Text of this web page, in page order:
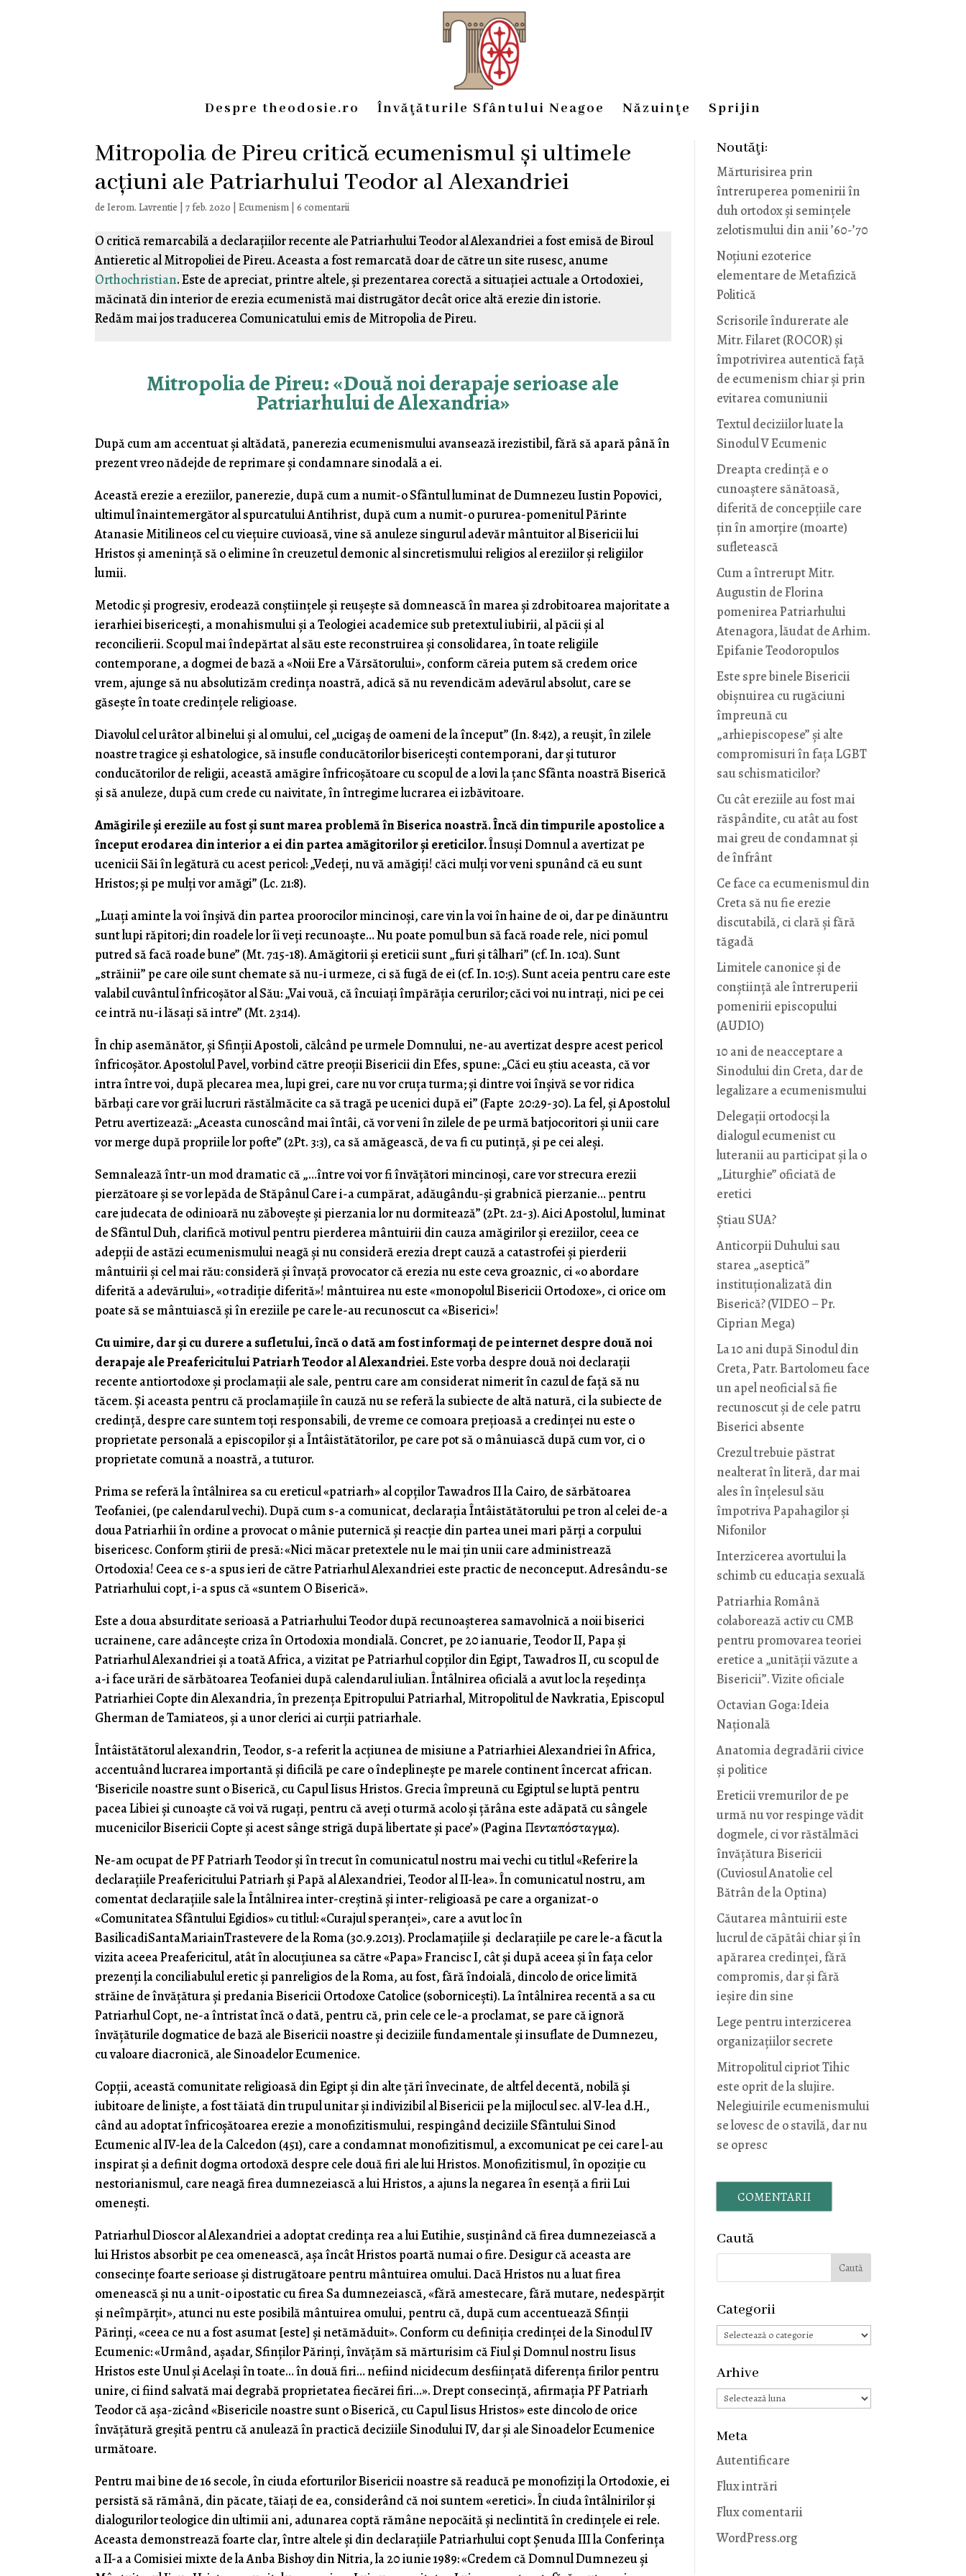
Despre theodosie.ro Învăţăturile Sfântului Neagoe Năzuinţe Sprijin
Mitropolia de Pireu critică ecumenismul și ultimele
acțiuni ale Patriarhului Teodor al Alexandriei
de Ierom. Lavrentie 7 feb. 2020 Ecumenism 6 comentarii
O critică remarcabilă a declarațiilor recente ale Patriarhului Teodor al Alexandriei a fost emisă de Biroul
Antieretic al Mitropoliei de Pireu. Aceasta a fost remarcată doar de către un site rusesc, anume
Orthochristian. Este de apreciat, printre altele, și prezentarea corectă a situației actuale a Ortodoxiei,
măcinată din interior de erezia ecumenistă mai distrugător decât orice altă erezie din istorie.
Redăm mai jos traducerea Comunicatului emis de Mitropolia de Pireu.
Mitropolia de Pireu: «Două noi derapaje serioase ale
Patriarhului de Alexandria»
După cum am accentuat și altădată, panerezia ecumenismului avansează irezistibil, fără să apară până în
prezent vreo nădejde de reprimare și condamnare sinodală a ei.
Această erezie a ereziilor, panerezie, după cum a numit-o Sfântul luminat de Dumnezeu Iustin Popovici,
ultimul înaintemergător al spurcatului Antihrist, după cum a numit-o pururea-pomenitul Părinte
Atanasie Mitilineos cel cu viețuire cuvioasă, vine să anuleze singurul adevăr mântuitor al Bisericii lui
Hristos și amenință să o elimine în creuzetul demonic al sincretismului religios al ereziilor și religiilor
lumii.
Metodic și progresiv, erodează conștiințele și reușește să domnească în marea și zdrobitoarea majoritate a
ierarhiei bisericești, a monahismului și a Teologiei academice sub pretextul iubirii, al păcii și al
reconcilierii. Scopul mai îndepărtat al său este reconstruirea și consolidarea, în toate religiile
contemporane, a dogmei de bază a «Noii Ere a Vărsătorului», conform căreia putem să credem orice
vrem, ajunge să nu absolutizăm credința noastră, adică să nu revendicăm adevărul absolut, care se
găsește în toate credințele religioase.
Diavolul cel urâtor al binelui și al omului, cel „ucigaș de oameni de la început” (In. 8:42), a reușit, în zilele
noastre tragice și eshatologice, să insufle conducătorilor bisericești contemporani, dar și tuturor
conducătorilor de religii, această amăgire înfricoșătoare cu scopul de a lovi la țanc Sfânta noastră Biserică
și să anuleze, după cum crede cu naivitate, în întregime lucrarea ei izbăvitoare.
Amăgirile și ereziile au fost și sunt marea problemă în Biserica noastră. Încă din timpurile apostolice a
început erodarea din interior a ei din partea amăgitorilor și ereticilor.Însuși Domnul a avertizat pe
ucenicii Săi în legătură cu acest pericol: „Vedeți, nu vă amăgiți! căci mulți vor veni spunând că eu sunt
Hristos; și pe mulți vor amăgi” (Lc. 21:8).
„Luați aminte la voi înșivă din partea proorocilor mincinoși, care vin la voi în haine de oi, dar pe dinăuntru
sunt lupi răpitori; din roadele lor îi veți recunoaște… Nu poate pomul bun să facă roade rele, nici pomul
putred să facă roade bune” (Mt. 7:15-18). Amăgitorii și ereticii sunt „furi și tâlhari” (cf. In. 10:1). Sunt
„străinii” pe care oile sunt chemate să nu-i urmeze, ci să fugă de ei (cf. In. 10:5). Sunt aceia pentru care este
valabil cuvântul înfricoșător al Său: „Vai vouă, că încuiați împărăția cerurilor; căci voi nu intrați, nici pe cei
ce intră nu-i lăsați să intre” (Mt. 23:14).
În chip asemănător, și Sfinții Apostoli, călcând pe urmele Domnului, ne-au avertizat despre acest pericol
înfricoșător. Apostolul Pavel, vorbind către preoții Bisericii din Efes, spune: „Căci eu știu aceasta, că vor
intra între voi, după plecarea mea, lupi grei, care nu vor cruța turma; și dintre voi înșivă se vor ridica
bărbați care vor grăi lucruri răstălmăcite ca să tragă pe ucenici după ei” (Fapte 20:29-30). La fel, și Apostolul
Petru avertizează: „Aceasta cunoscând mai întâi, că vor veni în zilele de pe urmă batjocoritori și unii care
vor merge după propriile lor pofte” (2Pt. 3:3), ca să amăgească, de va fi cu putință, și pe cei aleși.
Semnalează într-un mod dramatic că „…între voi vor fi învățători mincinoși, care vor strecura erezii
pierzătoare și se vor lepăda de Stăpânul Care i-a cumpărat, adăugându-și grabnică pierzanie… pentru
care judecata de odinioară nu zăbovește și pierzania lor nu dormitează” (2Pt. 2:1-3). Aici Apostolul, luminat
de Sfântul Duh, clarifică motivul pentru pierderea mântuirii din cauza amăgirilor și ereziilor, ceea ce
adepții de astăzi ecumenismului neagă și nu consideră erezia drept cauză a catastrofei și pierderii
mântuirii și cel mai rău: consideră și învață provocator că erezia nu este ceva groaznic, ci «o abordare
diferită a adevărului», «o tradiție diferită»! mântuirea nu este «monopolul Bisericii Ortodoxe», ci orice om
poate să se mântuiască și în ereziile pe care le-au recunoscut ca «Biserici»!
Cu uimire, dar și cu durere a sufletului, încă o dată am fost informați de pe internet despre două noi
derapaje ale Preafericitului Patriarh Teodor al Alexandriei.Este vorba despre două noi declarații
recente antiortodoxe și proclamații ale sale, pentru care am considerat nimerit în cazul de față să nu
tăcem. Și aceasta pentru că proclamațiile în cauză nu se referă la subiecte de altă natură, ci la subiecte de
credință, despre care suntem toți responsabili, de vreme ce comoara prețioasă a credinței nu este o
proprietate personală a episcopilor și a Întâistătătorilor, pe care pot să o mânuiască după cum vor, ci o
proprietate comună a noastră, a tuturor.
Prima se referă la întâlnirea sa cu ereticul «patriarh» al copților Tawadros II la Cairo, de sărbătoarea
Teofaniei, (pe calendarul vechi). După cum s-a comunicat, declarația Întâistătătorului pe tron al celei de-a
doua Patriarhii în ordine a provocat o mânie puternică și reacție din partea unei mari părți a corpului
bisericesc. Conform știrii de presă: «Nici măcar pretextele nu le mai țin unii care administrează
Ortodoxia! Ceea ce s-a spus ieri de către Patriarhul Alexandriei este practic de neconceput. Adresându-se
Patriarhului copt, i-a spus că «suntem O Biserică».
Este a doua absurditate serioasă a Patriarhului Teodor după recunoașterea samavolnică a noii biserici
ucrainene, care adâncește criza în Ortodoxia mondială. Concret, pe 20 ianuarie, Teodor II, Papa și
Patriarhul Alexandriei și a toată Africa, a vizitat pe Patriarhul copților din Egipt, Tawadros II, cu scopul de
a-i face urări de sărbătoarea Teofaniei după calendarul iulian. Întâlnirea oficială a avut loc la reședința
Patriarhiei Copte din Alexandria, în prezența Epitropului Patriarhal, Mitropolitul de Navkratia, Episcopul
Gherman de Tamiateos, și a unor clerici ai curții patriarhale.
Întâistătătorul alexandrin, Teodor, s-a referit la acțiunea de misiune a Patriarhiei Alexandriei în Africa,
accentuând lucrarea importantă și dificilă pe care o îndeplinește pe marele continent încercat african.
‘Bisericile noastre sunt o Biserică, cu Capul Iisus Hristos. Grecia împreună cu Egiptul se luptă pentru
pacea Libiei și cunoaște că voi vă rugați, pentru că aveți o turmă acolo și țărâna este adăpată cu sângele
mucenicilor Bisericii Copte și acest sânge strigă după libertate și pace’» (Pagina Πενταπόσταγμα).
Ne-am ocupat de PF Patriarh Teodor și în trecut în comunicatul nostru mai vechi cu titlul «Referire la
declarațiile Preafericitului Patriarh și Papă al Alexandriei, Teodor al II-lea». În comunicatul nostru, am
comentat declarațiile sale la Întâlnirea inter-creștină și inter-religioasă pe care a organizat-o
«Comunitatea Sfântului Egidios» cu titlul: «Curajul speranței», care a avut loc în
BasilicadiSantaMariainTrastevere de la Roma (30.9.2013). Proclamațiile și declarațiile pe care le-a făcut la
vizita aceea Preafericitul, atât în alocuțiunea sa către «Papa» Francisc I, cât și după aceea și în fața celor
prezenți la conciliabulul eretic și panreligios de la Roma, au fost, fără îndoială, dincolo de orice limită
străine de învățătura și predania Bisericii Ortodoxe Catolice (sobornicești). La întâlnirea recentă a sa cu
Patriarhul Copt, ne-a întristat încă o dată, pentru că, prin cele ce le-a proclamat, se pare că ignoră
învățăturile dogmatice de bază ale Bisericii noastre și deciziile fundamentale și insuflate de Dumnezeu,
cu valoare diacronică, ale Sinoadelor Ecumenice.
Copții, această comunitate religioasă din Egipt și din alte țări învecinate, de altfel decentă, nobilă și
iubitoare de liniște, a fost tăiată din trupul unitar și indivizibil al Bisericii pe la mijlocul sec. al V-lea d.H.,
când au adoptat înfricoșătoarea erezie a monofizitismului, respingând deciziile Sfântului Sinod
Ecumenic al IV-lea de la Calcedon (451), care a condamnat monofizitismul, a excomunicat pe cei care l-au
inspirat și a definit dogma ortodoxă despre cele două firi ale lui Hristos. Monofizitismul, în opoziție cu
nestorianismul, care neagă firea dumnezeiască a lui Hristos, a ajuns la negarea în esență a firii Lui
omenești.
Patriarhul Dioscor al Alexandriei a adoptat credința rea a lui Eutihie, susținând că firea dumnezeiască a
lui Hristos absorbit pe cea omenească, așa încât Hristos poartă numai o fire. Desigur că aceasta are
consecințe foarte serioase și distrugătoare pentru mântuirea omului. Dacă Hristos nu a luat firea
omenească și nu a unit-o ipostatic cu firea Sa dumnezeiască, «fără amestecare, fără mutare, nedespărțit
și neîmpărțit», atunci nu este posibilă mântuirea omului, pentru că, după cum accentuează Sfinții
Părinți, «ceea ce nu a fost asumat [este] și netămăduit». Conform cu definiția credinței de la Sinodul IV
Ecumenic: «Urmând, așadar, Sfinților Părinți, învățăm să mărturisim că Fiul și Domnul nostru Iisus
Hristos este Unul și Același în toate… în două firi… nefiind nicidecum desființată diferența firilor pentru
unire, ci fiind salvată mai degrabă proprietatea fiecărei firi…». Drept consecință, afirmația PF Patriarh
Teodor că așa-zicând «Bisericile noastre sunt o Biserică, cu Capul Iisus Hristos» este dincolo de orice
învățătură greșită pentru că anulează în practică deciziile Sinodului IV, dar și ale Sinoadelor Ecumenice
următoare.
Pentru mai bine de 16 secole, în ciuda eforturilor Bisericii noastre să readucă pe monofiziți la Ortodoxie, ei
persistă să rămână, din păcate, tăiați de ea, considerând că noi suntem «eretici». În ciuda întâlnirilor și
dialogurilor teologice din ultimii ani, adunarea coptă rămâne nepocăită și neclintită în credințele ei rele.
Aceasta demonstrează foarte clar, între altele și din declarațiile Patriarhului copt Șenuda III la Conferința
a II-a a Comisiei mixte de la Anba Bishoy din Nitria, la 20 iunie 1989: «Credem că Domnul Dumnezeu și
Noutăţi:
Mărturisirea prin
întreruperea pomenirii în
duh ortodox și semințele
zelotismului din anii ’60-’70
Noţiuni ezoterice
elementare de Metafizică
Politică
Scrisorile îndurerate ale
Mitr. Filaret (ROCOR) și
împotrivirea autentică față
de ecumenism chiar și prin
evitarea comuniunii
Textul deciziilor luate la
Sinodul V Ecumenic
Dreapta credință e o
cunoaștere sănătoasă,
diferită de concepțiile care
țin în amorțire (moarte)
sufletească
Cum a întrerupt Mitr.
Augustin de Florina
pomenirea Patriarhului
Atenagora, lăudat de Arhim.
Epifanie Teodoropulos
Este spre binele Bisericii
obișnuirea cu rugăciuni
împreună cu
„arhiepiscopese” și alte
compromisuri în fața LGBT
sau schismaticilor?
Cu cât ereziile au fost mai
răspândite, cu atât au fost
mai greu de condamnat și
de înfrânt
Ce face ca ecumenismul din
Creta să nu fie erezie
discutabilă, ci clară și fără
tăgadă
Limitele canonice și de
conștiință ale întreruperii
pomenirii episcopului
(AUDIO)
10 ani de neacceptare a
Sinodului din Creta, dar de
legalizare a ecumenismului
Delegații ortodocși la
dialogul ecumenist cu
luteranii au participat și la o
„Liturghie” oficiată de
eretici
Știau SUA?
Anticorpii Duhului sau
starea „aseptică”
instituționalizată din
Biserică? (VIDEO – Pr.
Ciprian Mega)
La 10 ani după Sinodul din
Creta, Patr. Bartolomeu face
un apel neoficial să fie
recunoscut și de cele patru
Biserici absente
Crezul trebuie păstrat
nealterat în literă, dar mai
ales în înțelesul său
împotriva Papahagilor și
Nifonilor
Interzicerea avortului la
schimb cu educaţia sexuală
Patriarhia Română
colaborează activ cu CMB
pentru promovarea teoriei
eretice a „unității văzute a
Bisericii”. Vizite oficiale
Octavian Goga: Ideia
Naţională
Anatomia degradării civice
și politice
Ereticii vremurilor de pe
urmă nu vor respinge vădit
dogmele, ci vor răstălmăci
învățătura Bisericii
(Cuviosul Anatolie cel
Bătrân de la Optina)
Căutarea mântuirii este
lucrul de căpătâi chiar și în
apărarea credinței, fără
compromis, dar și fără
ieșire din sine
Lege pentru interzicerea
organizaţiilor secrete
Mitropolitul cipriot Tihic
este oprit de la slujire.
Nelegiuirile ecumenismului
se lovesc de o stavilă, dar nu
se opresc
COMENTARII
Caută
Categorii
Categorii
Arhive
Arhive
Meta
Autentificare
Flux intrări
Flux comentarii
WordPress.org